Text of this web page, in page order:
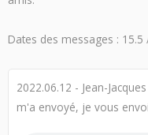
Dates des messages :
2022.06.12 - Jean-
m'a envoyé, je vous